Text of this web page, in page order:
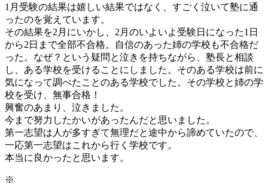
1月受験の結果は嬉しい結果ではなく、すごく泣いて塾に通
ったのを覚えています。
その結果を2月にいかし、2月のいよいよ受験日になった1日
から2日まで全部不合格。自信のあった姉の学校も不合格だ
った。なぜ？という疑問と泣きを持ちながら、塾長と相談
し、ある学校を受けることにしました。そのある学校は前に
気になって調べたことのある学校でした。その学校と姉の学
校を受け、無事合格！
興奮のあまり、泣きました。
今まで努力したかいがあったんだと思いました。
第一志望は人が多すぎて無理だと途中から諦めていたので、
一応第一志望はこれから行く学校です。
本当に良かったと思います。
※